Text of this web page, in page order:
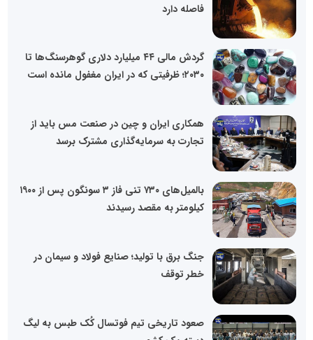
فاصله دارد
گردش مالی ۴۴ میلیارد دلاری گوهرسنگ‌ها تا
۲۰۳۰؛ ظرفیتی که در ایران مغفول مانده است
همکاری ایران و چین در صنعت مس باید از
تجارت به سرمایه‌گذاری مشترک برسد
بالمیل‌های ۷۳۰ تنی فاز ۳ سونگون پس از ۱۹۰۰
کیلومتر به مقصد رسیدند
جنگ برق با تولید؛ صنایع فولاد و سیمان در
خطر توقف
صعود تاریخی تیم فوتسال کُک طبس به لیگ